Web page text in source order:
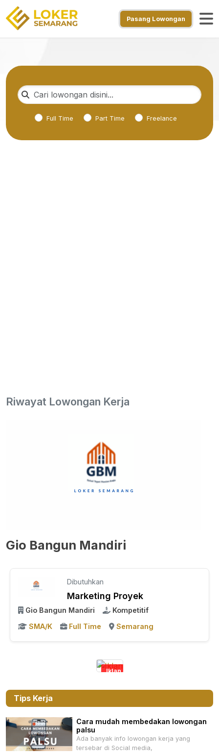
Pasang Lowongan
Full Time Part Time Freelance
Riwayat Lowongan Kerja
Gio Bangun Mandiri
Dibutuhkan
Marketing Proyek
Gio Bangun Mandiri
Kompetitif
SMA/K
Full Time Semarang
Iklan
Tips Kerja
Cara mudah membedakan lowongan
palsu
Ada banyak info lowongan kerja yang
tersebar di Social media,